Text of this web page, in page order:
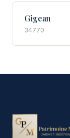
Gigean
34770